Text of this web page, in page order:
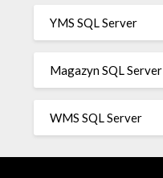
YMS SQL Server
Magazyn SQL Server
WMS SQL Server